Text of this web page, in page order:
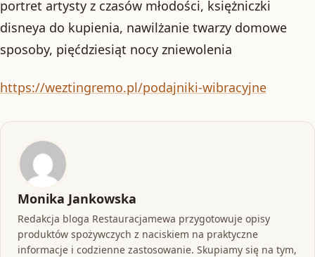
portret artysty z czasów młodości, księżniczki
disneya do kupienia, nawilżanie twarzy domowe
sposoby, pięćdziesiąt nocy zniewolenia
https://weztingremo.pl/podajniki-wibracyjne
Monika Jankowska
Redakcja bloga Restauracjamewa przygotowuje opisy
produktów spożywczych z naciskiem na praktyczne
informacje i codzienne zastosowanie. Skupiamy się na tym,